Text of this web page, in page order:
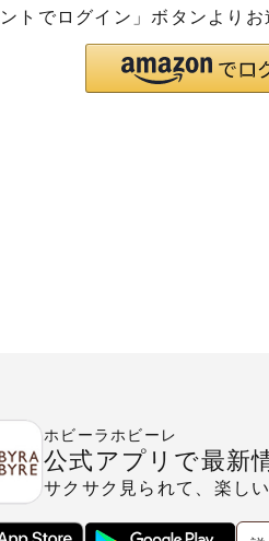
ントでログイン」ボタンよりお
ホビーラホビーレ
公式アプリで最新
サクサク見られて、楽し